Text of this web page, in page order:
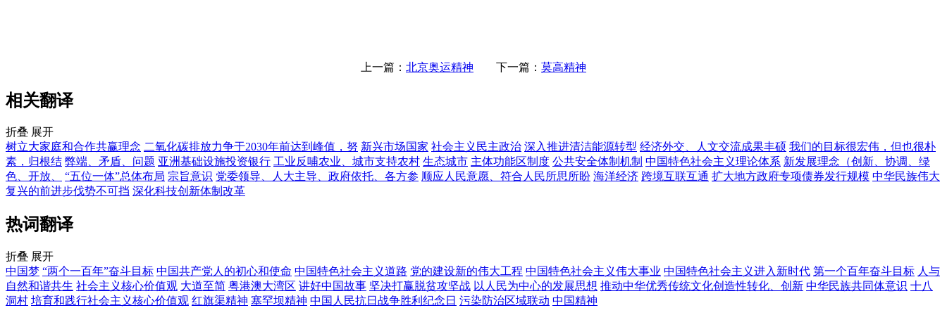
上一篇： 北京奥运精神 下一篇： 莫高精神
相关翻译
折叠 展开
树立大家庭和合作共赢理念 二氧化碳排放力争于2030年前达到峰值，努 新兴市场国家 社会主义民主政治 深入推进清洁能源转型 经济外交、人文交流成果丰硕 我们的目标很宏伟，但也很朴
素，归根结 弊端、矛盾、问题 亚洲基础设施投资银行 工业反哺农业、城市支持农村 生态城市 主体功能区制度 公共安全体制机制 中国特色社会主义理论体系 新发展理念（创新、协调、绿
色、开放、
“五位一体”总体布局 宗旨意识 党委领导、人大主导、政府依托、各方参 顺应人民意愿、符合人民所思所盼 海洋经济 跨境互联互通 扩大地方政府专项债券发行规模 中华民族伟大
复兴的前进步伐势不可挡 深化科技创新体制改革
热词翻译
折叠 展开
中国梦 “两个一百年”奋斗目标 中国共产党人的初心和使命 中国特色社会主义道路 党的建设新的伟大工程 中国特色社会主义伟大事业 中国特色社会主义进入新时代 第一个百年奋斗目标 人与
自然和谐共生 社会主义核心价值观 大道至简 粤港澳大湾区 讲好中国故事 坚决打赢脱贫攻坚战 以人民为中心的发展思想 推动中华优秀传统文化创造性转化、创新 中华民族共同体意识 十八
洞村 培育和践行社会主义核心价值观 红旗渠精神 塞罕坝精神 中国人民抗日战争胜利纪念日 污染防治区域联动 中国精神